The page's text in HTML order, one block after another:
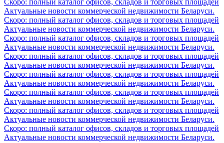
Актуальные новости коммерческой недвижимости Беларуси.
Скоро: полный каталог офисов, складов и торговых площадей
Актуальные новости коммерческой недвижимости Беларуси.
Скоро: полный каталог офисов, складов и торговых площадей
Актуальные новости коммерческой недвижимости Беларуси.
Скоро: полный каталог офисов, складов и торговых площадей
Актуальные новости коммерческой недвижимости Беларуси.
Скоро: полный каталог офисов, складов и торговых площадей
Актуальные новости коммерческой недвижимости Беларуси.
Скоро: полный каталог офисов, складов и торговых площадей
Актуальные новости коммерческой недвижимости Беларуси.
Скоро: полный каталог офисов, складов и торговых площадей
Актуальные новости коммерческой недвижимости Беларуси.
Скоро: полный каталог офисов, складов и торговых площадей
Актуальные новости коммерческой недвижимости Беларуси.